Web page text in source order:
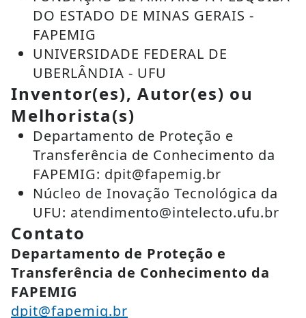
DO ESTADO DE MINAS GERAIS -
FAPEMIG
UNIVERSIDADE FEDERAL DE
UBERLÂNDIA - UFU
Inventor(es), Autor(es) ou
Melhorista(s)
Departamento de Proteção e
Transferência de Conhecimento da
FAPEMIG: dpit@fapemig.br
Núcleo de Inovação Tecnológica da
UFU: atendimento@intelecto.ufu.br
Contato
Departamento de Proteção e
Transferência de Conhecimento da
FAPEMIG
dpit@fapemig.br